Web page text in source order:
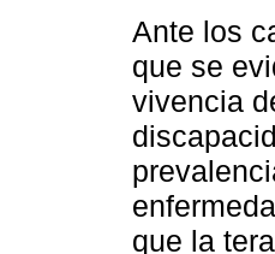
Ante los
que se
vivencia
que la